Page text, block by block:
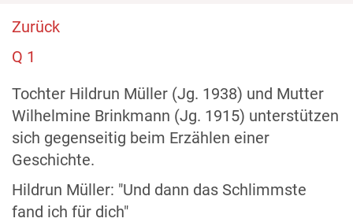
Zurück
Q 1
Tochter Hildrun Müller (Jg. 1938) und Mutter
Wilhelmine Brinkmann (Jg. 1915) unterstützen
sich gegenseitig beim Erzählen einer
Geschichte.
Hildrun Müller: "Und dann das Schlimmste
fand ich für dich"